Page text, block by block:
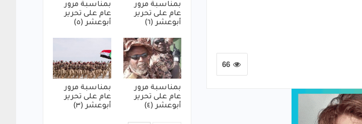
66
بمناسبة مرور
عام على تحرير
أبوعشر (٦)
بمناسبة مرور
عام على تحرير
أبوعشر (٥)
بمناسبة مرور
عام على تحرير
أبوعشر (٤)
بمناسبة مرور
عام على تحرير
أبوعشر (٣)